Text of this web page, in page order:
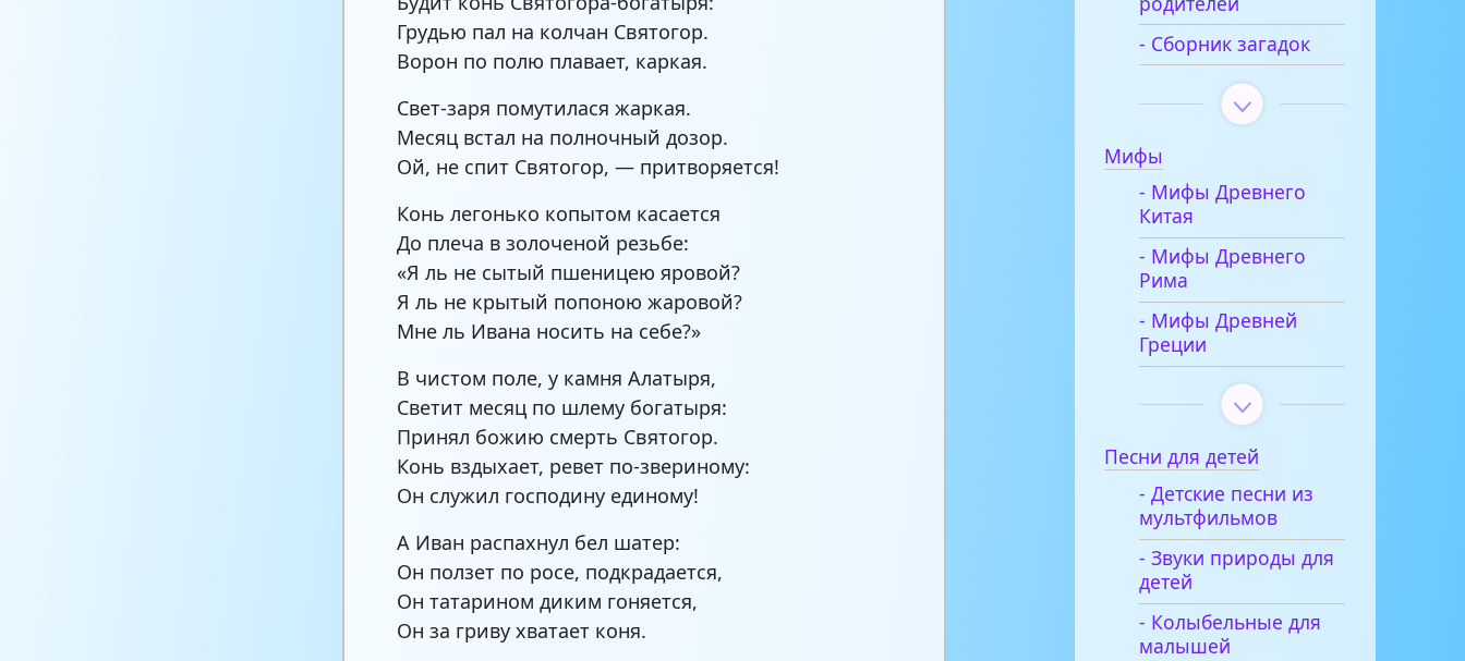
Грудью пал на колчан Святогор.
Ворон по полю плавает, каркая.
Свет-заря помутилася жаркая.
Месяц встал на полночный дозор.
Ой, не спит Святогор, — притворяется!
Конь легонько копытом касается
До плеча в золоченой резьбе:
«Я ль не сытый пшеницею яровой?
Я ль не крытый попоною жаровой?
Мне ль Ивана носить на себе?»
В чистом поле, у камня Алатыря,
Светит месяц по шлему богатыря:
Принял божию смерть Святогор.
Конь вздыхает, ревет по-звериному:
Он служил господину единому!
А Иван распахнул бел шатер:
Он ползет по росе, подкрадается,
Он татарином диким гоняется,
Он за гриву хватает коня.
- Сборник загадок
Мифы
- Мифы Древнего
Китая
- Мифы Древнего
Рима
- Мифы Древней
Греции
Песни для детей
- Детские песни из
мультфильмов
- Звуки природы для
детей
- Колыбельные для
малышей